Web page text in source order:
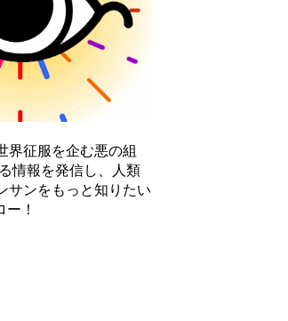
界征服を企む悪の組
情報を発信し、人類
サンをもっと知りたい
ー！